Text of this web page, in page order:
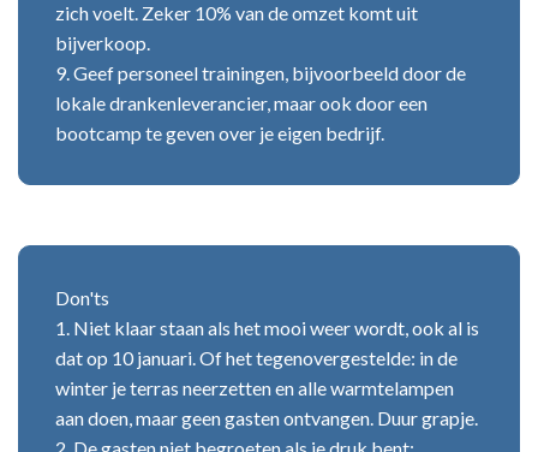
zich voelt. Zeker 10% van de omzet komt uit
bijverkoop.
9. Geef personeel trainingen, bijvoorbeeld door de
lokale drankenleverancier, maar ook door een
bootcamp te geven over je eigen bedrijf.
Don'ts
1. Niet klaar staan als het mooi weer wordt, ook al is
dat op 10 januari. Of het tegenovergestelde: in de
winter je terras neerzetten en alle warmtelampen
aan doen, maar geen gasten ontvangen. Duur grapje.